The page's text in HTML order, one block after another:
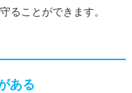
ることができます。
ある